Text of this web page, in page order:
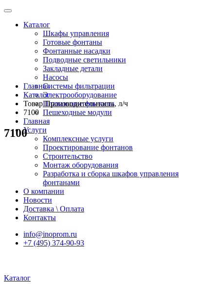
Каталог
Шкафы управления
Готовые фонтаны
Фонтанные насадки
Подводные светильники
Закладные детали
Насосы
Системы фильтрации
Электрооборудование
Плавающие фонтаны
Пешеходные модули
Главная
Услуги
Комплексные услуги
Проектирование фонтанов
Строительство
Монтаж оборудования
Разработка и сборка шкафов управления
фонтанами
О компании
Новости
Доставка \ Оплата
Контакты
info@inoprom.ru
+7 (495) 374-90-93
Каталог
Главная
Каталог
Товар Производительность, л/ч
7100
7100